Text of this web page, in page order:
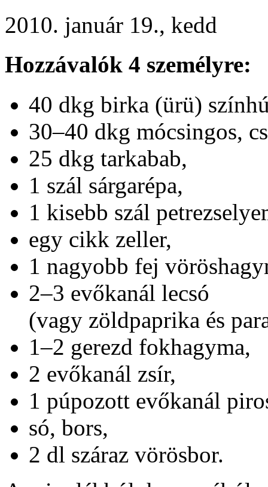
2010. január 19., kedd
Hozzávalók 4 személyre:
40 dkg birka (ürü)
30–40 dkg mócsingos,
25 dkg tarkabab,
1 szál sárgarépa,
1 kisebb szál
egy cikk zeller,
1 nagyobb fej
2–3 evőkanál lecsó
(vagy zöldpaprika és
1–2 gerezd fokhagyma,
2 evőkanál zsír,
1 púpozott evőkanál
só, bors,
2 dl száraz vörösbor.